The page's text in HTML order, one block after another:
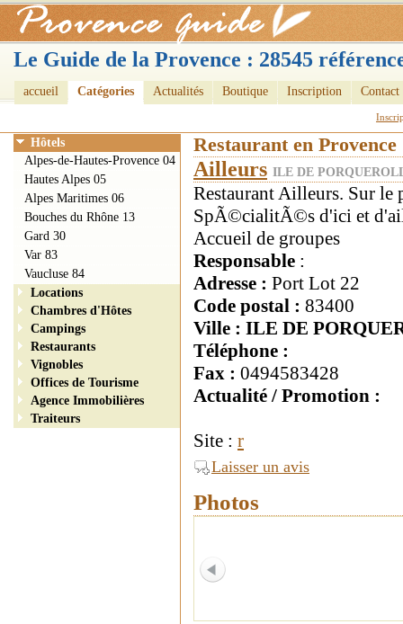
Le Guide de la Provence : 28545
accueil Catégories Actualités Boutique Inscription Contact
Restaurant en Provence
Ailleurs ILE DE
Restaurant Ailleurs. Sur
SpÃ©cialitÃ©s d'ici et
Accueil de groupes
Responsable :
Adresse : Port Lot 22
Code postal : 83400
Ville : ILE DE
Téléphone :
Fax : 0494583428
Actualité / Promotion :
Site : r
Laisser un avis
Photos
Hôtels
Alpes-de-Hautes-Provence 04
Hautes Alpes 05
Alpes Maritimes 06
Bouches du Rhône 13
Gard 30
Var 83
Vaucluse 84
Locations
Chambres d'Hôtes
Campings
Restaurants
Vignobles
Offices de Tourisme
Agence Immobilières
Traiteurs